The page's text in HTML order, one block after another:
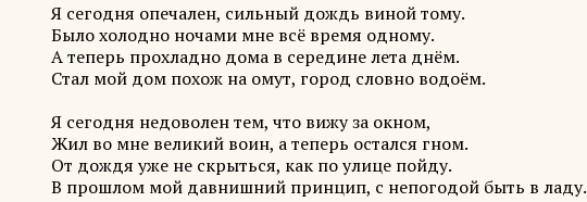
Я сегодня опечален, сильный дождь виной тому.
Было холодно ночами мне всё время одному.
А теперь прохладно дома в середине лета днём.
Стал мой дом похож на омут, город словно водоём.
Я сегодня недоволен тем, что вижу за окном,
Жил во мне великий воин, а теперь остался гном.
От дождя уже не скрыться, как по улице пойду.
В прошлом мой давнишний принцип, с непогодой быть в ладу.